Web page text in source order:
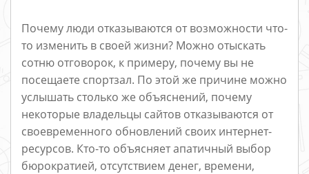
Почему люди отказываются от возможности что-
то изменить в своей жизни? Можно отыскать
сотню отговорок, к примеру, почему вы не
посещаете спортзал. По этой же причине можно
услышать столько же объяснений, почему
некоторые владельцы сайтов отказываются от
своевременного обновлений своих интернет-
ресурсов. Кто-то объясняет апатичный выбор
бюрократией, отсутствием денег, времени,